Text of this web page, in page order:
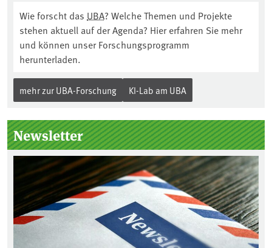
Wie forscht das UBA? Welche Themen und Projekte
stehen aktuell auf der Agenda? Hier erfahren Sie mehr
und können unser Forschungsprogramm
herunterladen.
mehr zur UBA-Forschung KI-Lab am UBA
Newsletter